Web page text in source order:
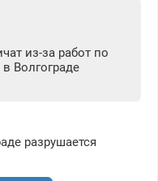
из-за работ по
Волгограде
разрушается